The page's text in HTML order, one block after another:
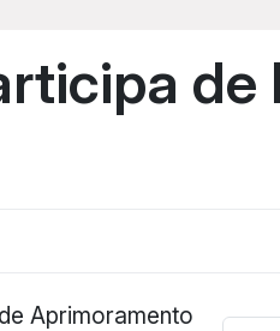
de
Aprimoramento